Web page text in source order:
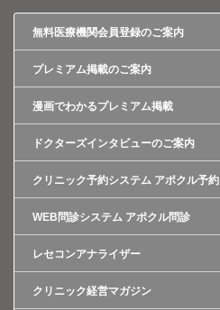
無料医療機関会員登録のご案内
プレミアム掲載のご案内
漫画でわかるプレミアム掲載
ドクターズインタビューのご案内
クリニック予約システム アポクル予約
WEB問診システム アポクル問診
レセコンアナライザー
クリニック経営マガジン